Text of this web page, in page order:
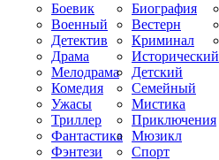
Боевик
Военный
Детектив
Драма
Мелодрама
Комедия
Ужасы
Триллер
Фантастика
Фэнтези
Биография
Вестерн
Криминал
Исторический
Детский
Семейный
Мистика
Приключения
Мюзикл
Спорт